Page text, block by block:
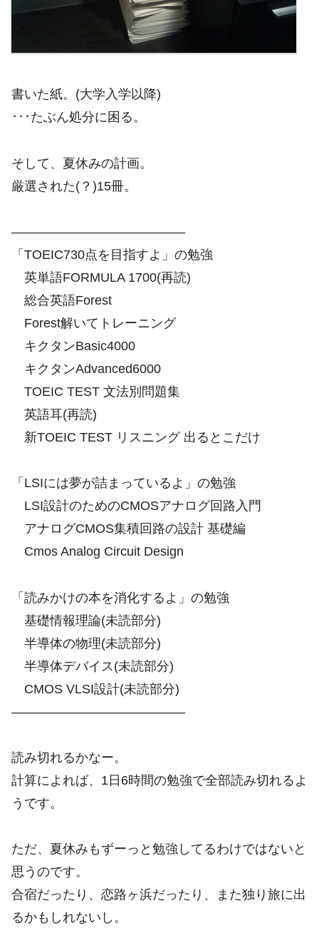
書いた紙。(大学入学以降)
･･･たぶん処分に困る。
そして、夏休みの計画。
厳選された(？)15冊。
—————————————–
「TOEIC730点を目指すよ」の勉強
英単語FORMULA 1700(再読)
総合英語Forest
Forest解いてトレーニング
キクタンBasic4000
キクタンAdvanced6000
TOEIC TEST 文法別問題集
英語耳(再読)
新TOEIC TEST リスニング 出るとこだけ
「LSIには夢が詰まっているよ」の勉強
LSI設計のためのCMOSアナログ回路入門
アナログCMOS集積回路の設計 基礎編
Cmos Analog Circuit Design
「読みかけの本を消化するよ」の勉強
基礎情報理論(未読部分)
半導体の物理(未読部分)
半導体デバイス(未読部分)
CMOS VLSI設計(未読部分)
—————————————–
読み切れるかなー。
計算によれば、1日6時間の勉強で全部読み切れるよ
うです。
ただ、夏休みもずーっと勉強してるわけではないと
思うのです。
合宿だったり、恋路ヶ浜だったり、また独り旅に出
るかもしれないし。